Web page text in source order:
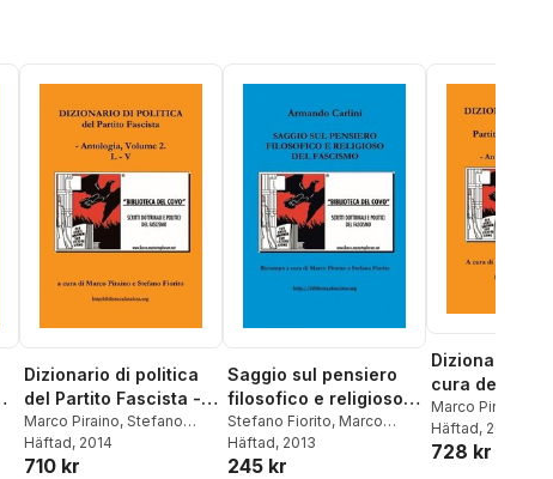
Dizionario di politica
del Partito Fascista -
Vol. 2
Marco Piraino, Stefano
Fiorito
Häftad, 2014
710 kr
Saggio sul pensiero
filosofico e religioso
del Fascismo
Stefano Fiorito, Marco
Piraino, Armando Carlini
Häftad, 2013
245 kr
Dizionario di
cura del
Nazionale
Antologia,
Unico.
Marco Piraino
Fiorito
Häftad, 2014
728 kr